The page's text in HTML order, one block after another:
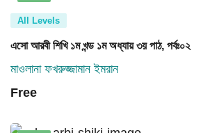
All Levels
এসো আরবী শিখি ১ম খন্ড ১ম অধ্যায় ৩য় পাঠ, পর্বঃ০২
মাওলানা ফখরুজ্জামান ইমরান
Free